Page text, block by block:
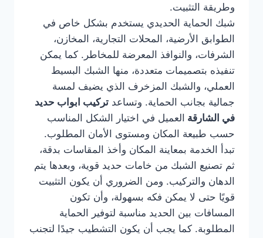
وطريقة التثبيت.
شبك الحماية الحديدي يستخدم بشكل خاص في
الطوابق الأرضية، المحلات التجارية، المخازن،
الشرفات، والنوافذ المعرضة للمخاطر. كما يمكن
تنفيذه بتصميمات متعددة، منها الشبك البسيط
العملي، والشبك المزخرف الذي يضيف لمسة
جمالية بجانب الحماية. وتساعد تركيب ابواب حديد
في الشارقة العميل في اختيار الشكل المناسب
حسب طبيعة المكان ومستوى الأمان المطلوب.
تبدأ الخدمة بمعاينة المكان وأخذ المقاسات بدقة،
ثم تصنيع الشبك من خامات حديد قوية، وبعدها يتم
الدهان والتركيب. ومن الضروري أن يكون التثبيت
قويًا حتى لا يمكن فكه بسهولة، وأن تكون
المسافات بين الحديد مناسبة لتوفير الحماية
المطلوبة. كما يجب أن يكون التشطيب جيدًا لتجنب